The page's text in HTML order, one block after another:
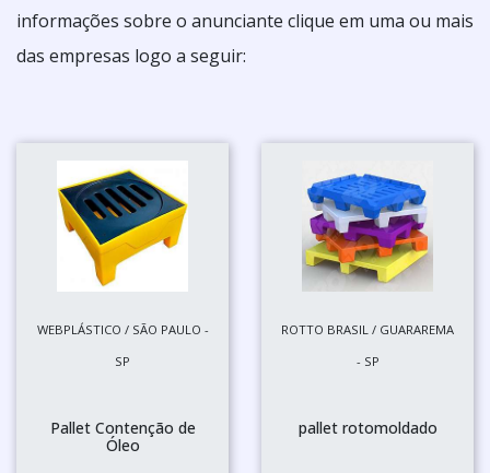
informações sobre o anunciante clique em uma ou mais
das empresas logo a seguir:
WEBPLÁSTICO / SÃO PAULO -
SP
Pallet Contenção de
Óleo
ROTTO BRASIL / GUARAREMA
- SP
pallet rotomoldado